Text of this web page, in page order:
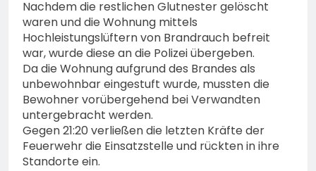
Nachdem die restlichen Glutnester gelöscht
waren und die Wohnung mittels
Hochleistungslüftern von Brandrauch befreit
war, wurde diese an die Polizei übergeben.
Da die Wohnung aufgrund des Brandes als
unbewohnbar eingestuft wurde, mussten die
Bewohner vorübergehend bei Verwandten
untergebracht werden.
Gegen 21:20 verließen die letzten Kräfte der
Feuerwehr die Einsatzstelle und rückten in ihre
Standorte ein.